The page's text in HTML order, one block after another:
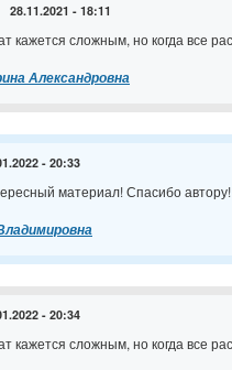
28.11.2021 - 18:11
кажется сложным, но когда все
Александровна
- 20:33
материал! Спасибо автору!
- 20:34
кажется сложным, но когда все